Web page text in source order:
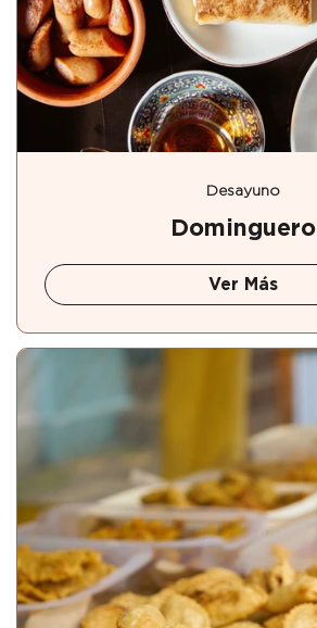
Desayuno
Dominguero
Ver Más